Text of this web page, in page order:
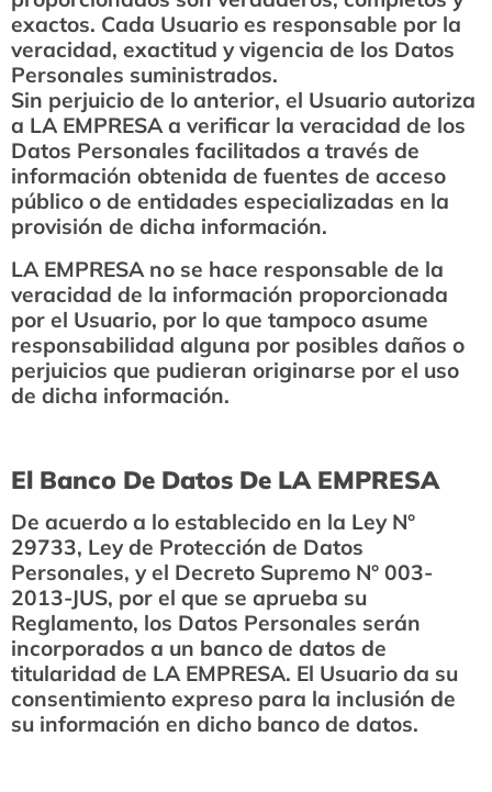
exactos. Cada Usuario es responsable por la
veracidad, exactitud y vigencia de los Datos
Personales suministrados.
Sin perjuicio de lo anterior, el Usuario autoriza
a LA EMPRESA a verificar la veracidad de los
Datos Personales facilitados a través de
información obtenida de fuentes de acceso
público o de entidades especializadas en la
provisión de dicha información.
LA EMPRESA no se hace responsable de la
veracidad de la información proporcionada
por el Usuario, por lo que tampoco asume
responsabilidad alguna por posibles daños o
perjuicios que pudieran originarse por el uso
de dicha información.
El Banco De Datos De LA EMPRESA
De acuerdo a lo establecido en la Ley N°
29733, Ley de Protección de Datos
Personales, y el Decreto Supremo N° 003-
2013-JUS, por el que se aprueba su
Reglamento, los Datos Personales serán
incorporados a un banco de datos de
titularidad de LA EMPRESA. El Usuario da su
consentimiento expreso para la inclusión de
su información en dicho banco de datos.